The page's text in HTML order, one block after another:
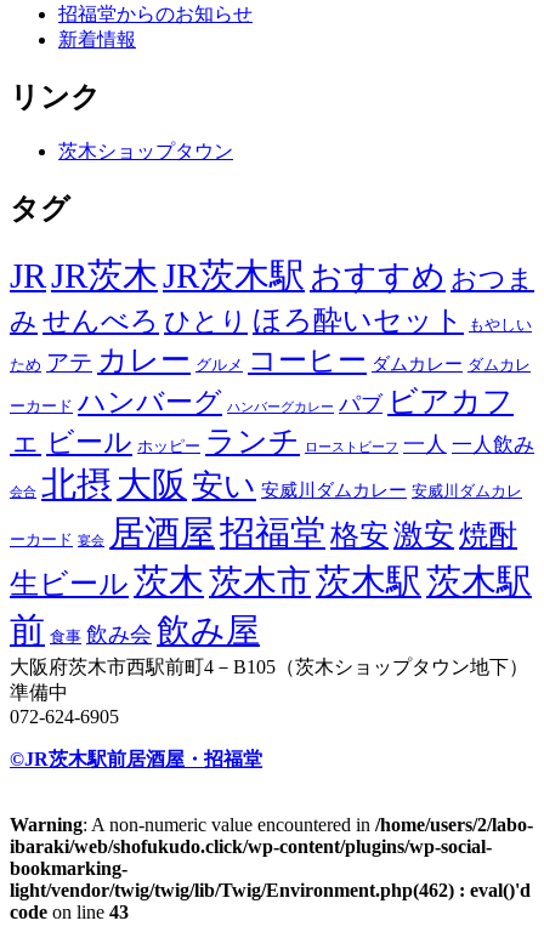
招福堂からのお知らせ
新着情報
リンク
茨木ショップタウン
タグ
JRJR茨木JR茨木駅 おすすめ おつま
み せんべろ ひとり ほろ酔いセット もやしい
ため アテ カレー グルメ コーヒー ダムカレー ダムカレ
ーカード ハンバーグ ハンバーグカレー パブ ビアカフ
ェ ビール ホッピー ランチ ローストビーフ 一人 一人飲み
会合 北摂 大阪 安い 安威川ダムカレー 安威川ダムカレ
ーカード 宴会 居酒屋招福堂格安激安焼酎
生ビール茨木茨木市茨木駅 茨木駅
前 食事 飲み会 飲み屋
大阪府茨木市西駅前町4－B105（茨木ショップタウン地下）
準備中
072-624-6905
©JR茨木駅前居酒屋・招福堂
Warning: A non-numeric value encountered in /home/users/2/labo-
ibaraki/web/shofukudo.click/wp-content/plugins/wp-social-
bookmarking-
light/vendor/twig/twig/lib/Twig/Environment.php(462) : eval()'d
code on line 43